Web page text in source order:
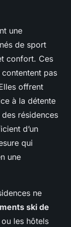
une
de sport
confort. Ces
pas
offrent
à la détente
résidences
d’un
qui
une
ne
ski de
ou les hôtels